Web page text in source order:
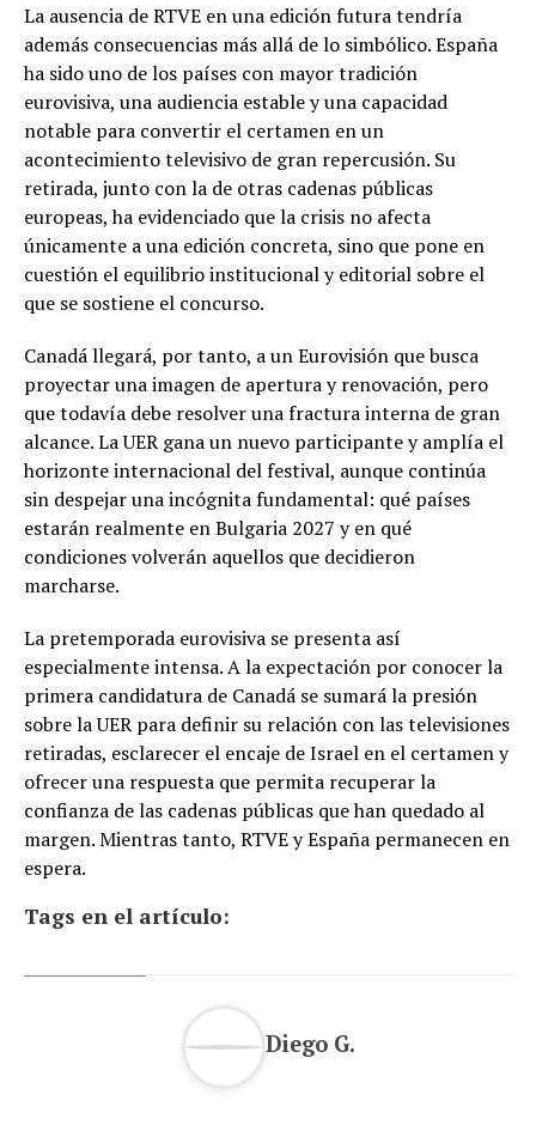
La ausencia de RTVE en una edición futura tendría
además consecuencias más allá de lo simbólico. España
ha sido uno de los países con mayor tradición
eurovisiva, una audiencia estable y una capacidad
notable para convertir el certamen en un
acontecimiento televisivo de gran repercusión. Su
retirada, junto con la de otras cadenas públicas
europeas, ha evidenciado que la crisis no afecta
únicamente a una edición concreta, sino que pone en
cuestión el equilibrio institucional y editorial sobre el
que se sostiene el concurso.
Canadá llegará, por tanto, a un Eurovisión que busca
proyectar una imagen de apertura y renovación, pero
que todavía debe resolver una fractura interna de gran
alcance. La UER gana un nuevo participante y amplía el
horizonte internacional del festival, aunque continúa
sin despejar una incógnita fundamental: qué países
estarán realmente en Bulgaria 2027 y en qué
condiciones volverán aquellos que decidieron
marcharse.
La pretemporada eurovisiva se presenta así
especialmente intensa. A la expectación por conocer la
primera candidatura de Canadá se sumará la presión
sobre la UER para definir su relación con las televisiones
retiradas, esclarecer el encaje de Israel en el certamen y
ofrecer una respuesta que permita recuperar la
confianza de las cadenas públicas que han quedado al
margen. Mientras tanto, RTVE y España permanecen en
espera.
Tags en el artículo:
Diego G.